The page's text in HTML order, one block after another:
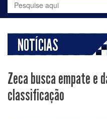
NOTÍCIAS
Zeca busca empate e
classificação